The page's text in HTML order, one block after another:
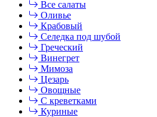
Все салаты
Оливье
Крабовый
Селедка под шубой
Греческий
Винегрет
Мимоза
Цезарь
Овощные
С креветками
Куриные